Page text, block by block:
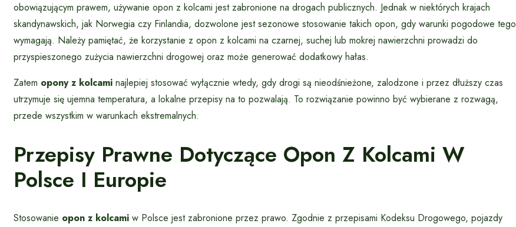
obowiązującym prawem, używanie opon z kolcami jest zabronione na drogach publicznych. Jednak w niektórych krajach
skandynawskich, jak Norwegia czy Finlandia, dozwolone jest sezonowe stosowanie takich opon, gdy warunki pogodowe tego
wymagają. Należy pamiętać, że korzystanie z opon z kolcami na czarnej, suchej lub mokrej nawierzchni prowadzi do
przyspieszonego zużycia nawierzchni drogowej oraz może generować dodatkowy hałas.
Zatem opony z kolcami najlepiej stosować wyłącznie wtedy, gdy drogi są nieodśnieżone, zalodzone i przez dłuższy czas
utrzymuje się ujemna temperatura, a lokalne przepisy na to pozwalają. To rozwiązanie powinno być wybierane z rozwagą,
przede wszystkim w warunkach ekstremalnych.
Przepisy Prawne Dotyczące Opon Z Kolcami W
Polsce I Europie
Stosowanie opon z kolcami w Polsce jest zabronione przez prawo. Zgodnie z przepisami Kodeksu Drogowego, pojazdy